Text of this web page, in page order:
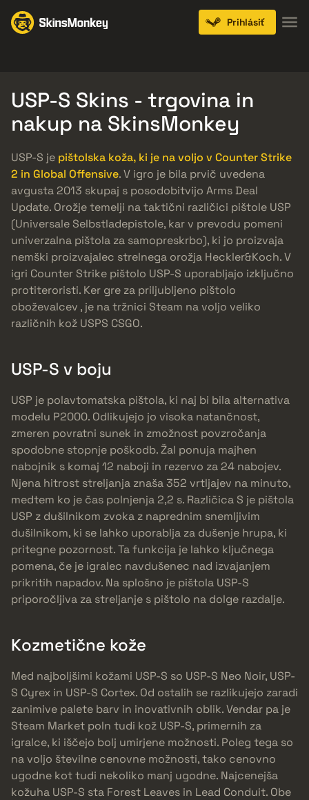
Prihlásiť
USP-S Skins - trgovina in
nakup na SkinsMonkey
USP-S je pištolska koža, ki je na voljo v Counter Strike
2 in Global Offensive. V igro je bila prvič uvedena
avgusta 2013 skupaj s posodobitvijo Arms Deal
Update. Orožje temelji na taktični različici pištole USP
(Universale Selbstladepistole, kar v prevodu pomeni
univerzalna pištola za samopreskrbo), ki jo proizvaja
nemški proizvajalec strelnega orožja Heckler&Koch. V
igri Counter Strike pištolo USP-S uporabljajo izključno
protiteroristi. Ker gre za priljubljeno pištolo
oboževalcev , je na tržnici Steam na voljo veliko
različnih kož USPS CSGO.
USP-S v boju
USP je polavtomatska pištola, ki naj bi bila alternativa
modelu P2000. Odlikujejo jo visoka natančnost,
zmeren povratni sunek in zmožnost povzročanja
spodobne stopnje poškodb. Žal ponuja majhen
nabojnik s komaj 12 naboji in rezervo za 24 nabojev.
Njena hitrost streljanja znaša 352 vrtljajev na minuto,
medtem ko je čas polnjenja 2,2 s. Različica S je pištola
USP z dušilnikom zvoka z naprednim snemljivim
dušilnikom, ki se lahko uporablja za dušenje hrupa, ki
pritegne pozornost. Ta funkcija je lahko ključnega
pomena, če je igralec navdušenec nad izvajanjem
prikritih napadov. Na splošno je pištola USP-S
priporočljiva za streljanje s pištolo na dolge razdalje.
Kozmetične kože
Med najboljšimi kožami USP-S so USP-S Neo Noir, USP-
S Cyrex in USP-S Cortex. Od ostalih se razlikujejo zaradi
zanimive palete barv in inovativnih oblik. Vendar pa je
Steam Market poln tudi kož USP-S, primernih za
igralce, ki iščejo bolj umirjene možnosti. Poleg tega so
na voljo številne cenovne možnosti, tako cenovno
ugodne kot tudi nekoliko manj ugodne. Najcenejša
kožuha USP-S sta Forest Leaves in Lead Conduit. Obe